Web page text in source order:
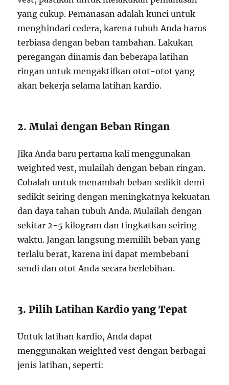
yang cukup. Pemanasan adalah kunci untuk
menghindari cedera, karena tubuh Anda harus
terbiasa dengan beban tambahan. Lakukan
peregangan dinamis dan beberapa latihan
ringan untuk mengaktifkan otot-otot yang
akan bekerja selama latihan kardio.
2. Mulai dengan Beban Ringan
Jika Anda baru pertama kali menggunakan
weighted vest, mulailah dengan beban ringan.
Cobalah untuk menambah beban sedikit demi
sedikit seiring dengan meningkatnya kekuatan
dan daya tahan tubuh Anda. Mulailah dengan
sekitar 2-5 kilogram dan tingkatkan seiring
waktu. Jangan langsung memilih beban yang
terlalu berat, karena ini dapat membebani
sendi dan otot Anda secara berlebihan.
3. Pilih Latihan Kardio yang Tepat
Untuk latihan kardio, Anda dapat
menggunakan weighted vest dengan berbagai
jenis latihan, seperti: